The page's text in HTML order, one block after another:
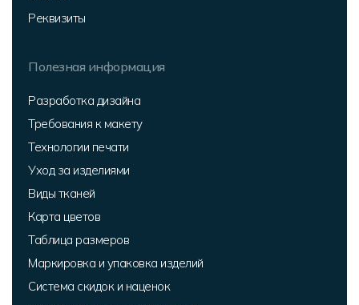
Реквизиты
Полезная информация
Разработка дизайна
Требования к макету
Технологии печати
Уход за изделиями
Виды тканей
Карта цветов
Таблица размеров
Маркировка и упаковка изделий
Система скидок и наценок